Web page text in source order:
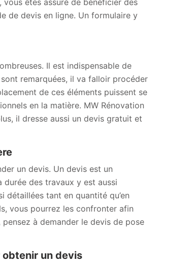
êtes assuré de bénéficier des
de devis en ligne. Un formulaire y
Il est indispensable de
remarquées, il va falloir procéder
de ces éléments puissent se
en la matière. MW Rénovation
il dresse aussi un devis gratuit et
un devis. Un devis est un
des travaux y est aussi
détaillées tant en quantité qu’en
vous pourrez les confronter afin
à demander le devis de pose
obtenir un devis